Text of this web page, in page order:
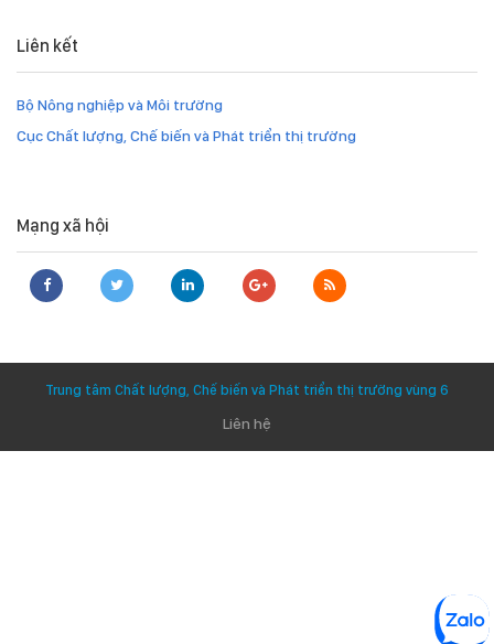
Liên kết
Bộ Nông nghiệp và Môi trường
Cục Chất lượng, Chế biến và Phát triển thị trường
Mạng xã hội
Trung tâm Chất lượng, Chế biến và Phát triển thị trường vùng 6
Liên hệ